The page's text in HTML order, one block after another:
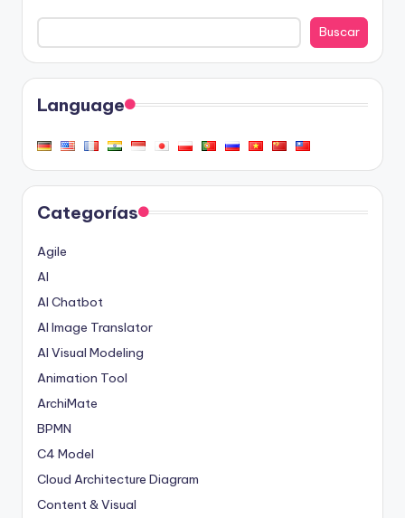
Buscar
Language
Categorías
Agile
AI
AI Chatbot
AI Image Translator
AI Visual Modeling
Animation Tool
ArchiMate
BPMN
C4 Model
Cloud Architecture Diagram
Content & Visual